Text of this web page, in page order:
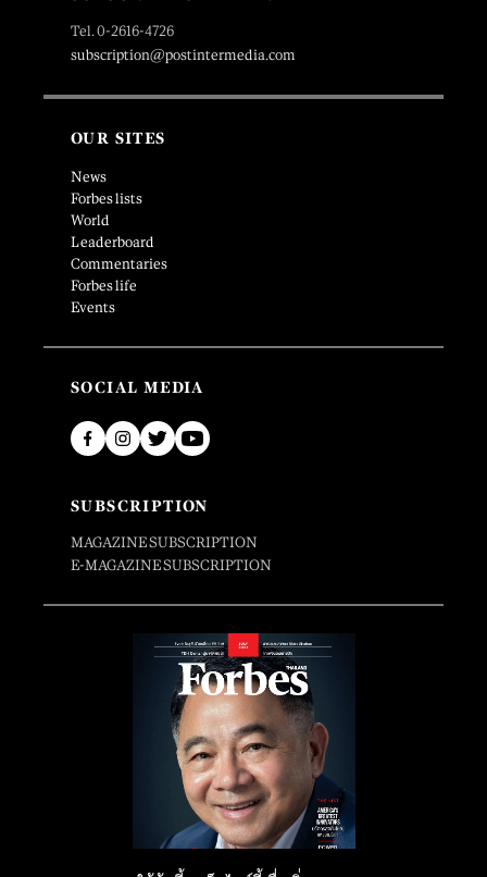
Tel. 0-2616-4726
subscription@postintermedia.com
OUR SITES
News
Forbes lists
World
Leaderboard
Commentaries
Forbes life
Events
SOCIAL MEDIA
SUBSCRIPTION
MAGAZINE SUBSCRIPTION
E-MAGAZINE SUBSCRIPTION